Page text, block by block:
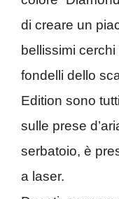
di creare un
bellissimi
fondelli dello
Edition sono
sulle prese
serbatoio, è
a laser.